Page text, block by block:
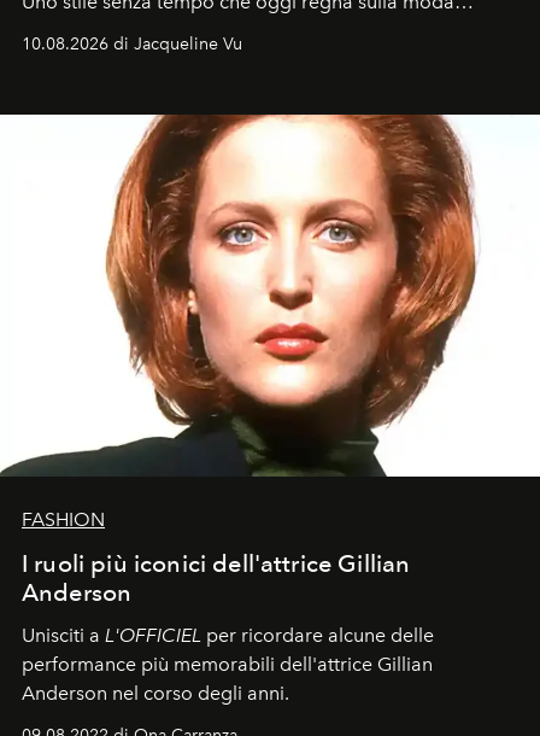
tradizionale e sulla cultura pop.
10.08.2026 di Jacqueline Vu
FASHION
I ruoli più iconici dell'attrice Gillian
Anderson
Unisciti a L'OFFICIEL per ricordare alcune delle
performance più memorabili dell'attrice Gillian
Anderson nel corso degli anni.